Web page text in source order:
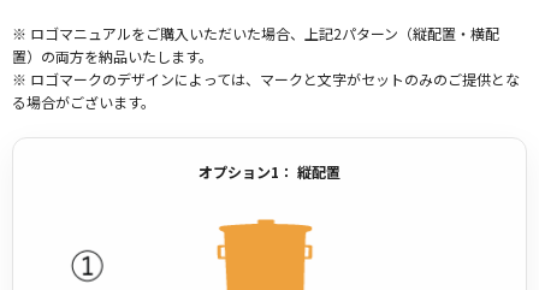
※ ロゴマニュアルをご購入いただいた場合、上記2パターン（縦配置・横配
置）の両方を納品いたします。
※ ロゴマークのデザインによっては、マークと文字がセットのみのご提供とな
る場合がございます。
オプション1： 縦配置